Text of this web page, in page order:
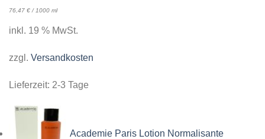
76,47 € / 1000 ml
inkl. 19 % MwSt.
zzgl. Versandkosten
Lieferzeit: 2-3 Tage
Academie Paris Lotion Normalisante